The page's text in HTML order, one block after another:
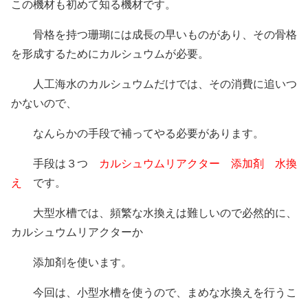
この機材も初めて知る機材です。
骨格を持つ珊瑚には成長の早いものがあり、その骨格
を形成するためにカルシュウムが必要。
人工海水のカルシュウムだけでは、その消費に追いつ
かないので、
なんらかの手段で補ってやる必要があります。
手段は３つ カルシュウムリアクター 添加剤
水換
え
です。
大型水槽では、頻繁な水換えは難しいので必然的に、
カルシュウムリアクターか
添加剤を使います。
今回は、小型水槽を使うので、まめな水換えを行うこ